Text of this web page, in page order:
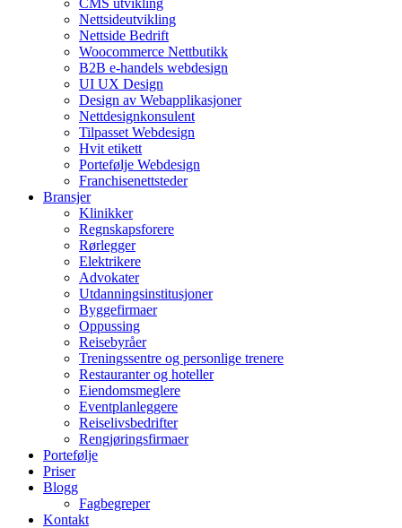
CMS utvikling
Nettsideutvikling
Nettside Bedrift
Woocommerce Nettbutikk
B2B e-handels webdesign
UI UX Design
Design av Webapplikasjoner
Nettdesignkonsulent
Tilpasset Webdesign
Hvit etikett
Portefølje Webdesign
Franchisenettsteder
Bransjer
Klinikker
Regnskapsforere
Rørlegger
Elektrikere
Advokater
Utdanningsinstitusjoner
Byggefirmaer
Oppussing
Reisebyråer
Treningssentre og personlige trenere
Restauranter og hoteller
Eiendomsmeglere
Eventplanleggere
Reiselivsbedrifter
Rengjøringsfirmaer
Portefølje
Priser
Blogg
Fagbegreper
Kontakt